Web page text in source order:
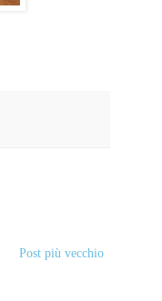
Post più vecchio